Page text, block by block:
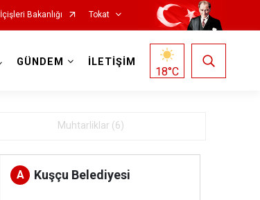
İçişleri Bakanlığı Tokat
GÜNDEM İLETİŞİM
18°C
Muhtarliklar (6)
A Kuşçu Belediyesi